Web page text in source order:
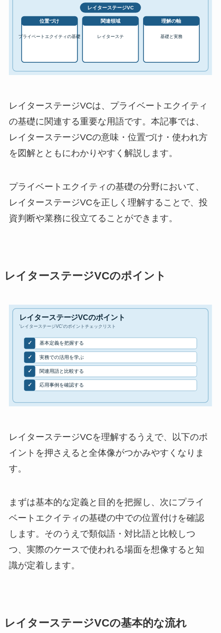
レイターステージVCは、プライベートエクイティ
の基礎に関連する重要な用語です。本記事では、
レイターステージVCの意味・位置づけ・使われ方
を図解とともにわかりやすく解説します。
プライベートエクイティの基礎の分野において、
レイターステージVCを正しく理解することで、投
資判断や業務に役立てることができます。
レイターステージVCのポイント
レイターステージVCを理解するうえで、以下のポ
イントを押さえると全体像がつかみやすくなりま
す。
まずは基本的な定義と目的を把握し、次にプライ
ベートエクイティの基礎の中での位置付けを確認
します。そのうえで類似語・対比語と比較しつ
つ、実際のケースで使われる場面を想像すると知
識が定着します。
レイターステージVCの基本的な流れ